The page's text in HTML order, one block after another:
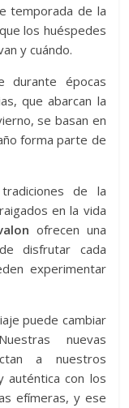
temporada de la
los huéspedes
y cuándo.
durante épocas
que abarcan la
se basan en
forma parte de
de la
en la vida
ofrecen una
disfrutar cada
experimentar
puede cambiar
nuevas
a nuestros
auténtica con los
efímeras, y ese